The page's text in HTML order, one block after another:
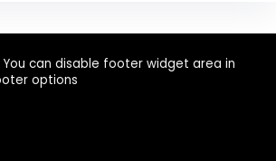
can disable footer widget area in
options